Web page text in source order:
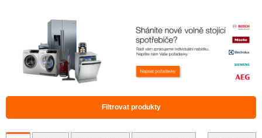
Filtrovat produkty